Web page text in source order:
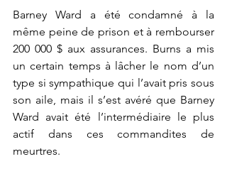
Barney Ward a été condamné à la
même peine de prison et à rembourser
200 000 $ aux assurances. Burns a mis
un certain temps à lâcher le nom d’un
type si sympathique qui l’avait pris sous
son aile, mais il s’est avéré que Barney
Ward avait été l’intermédiaire le plus
actif dans ces commandites de
meurtres.